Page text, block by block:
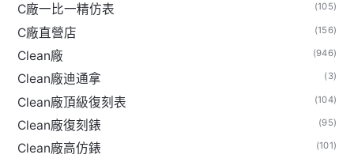
C廠一比一精仿表 (105)
C廠直營店 (156)
Clean廠 (946)
Clean廠迪通拿 (3)
Clean廠頂級復刻表 (104)
Clean廠復刻錶 (95)
Clean廠高仿錶 (101)